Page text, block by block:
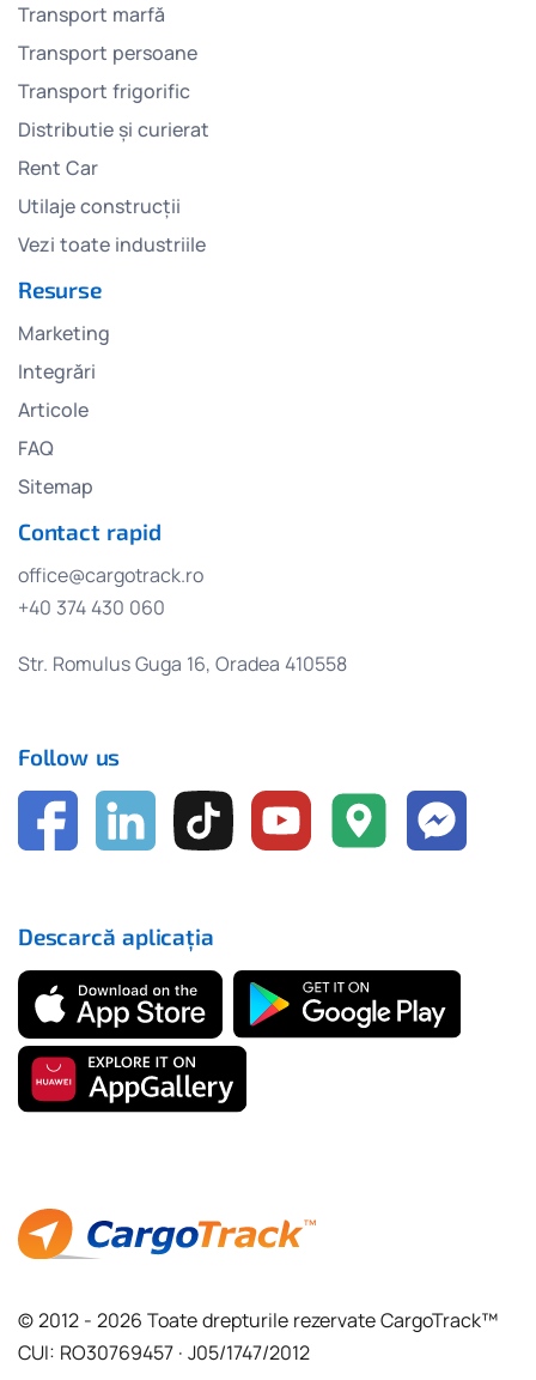
Transport marfă
Transport persoane
Transport frigorific
Distributie și curierat
Rent Car
Utilaje construcții
Vezi toate industriile
Resurse
Marketing
Integrări
Articole
FAQ
Sitemap
Contact rapid
office@cargotrack.ro
+40 374 430 060
Str. Romulus Guga 16, Oradea 410558
© 2012 - 2026 Toate drepturile rezervate CargoTrack™
CUI: RO30769457 · J05/1747/2012
Follow us
Descarcă aplicația